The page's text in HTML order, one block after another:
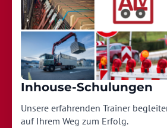
Inhouse-Schulungen
Unsere erfahrenden Trainer
auf Ihrem Weg zum Erfolg.